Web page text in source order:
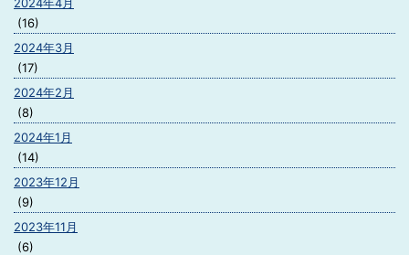
(16)
2024年3月
(17)
2024年2月
(8)
2024年1月
(14)
2023年12月
(9)
2023年11月
(6)